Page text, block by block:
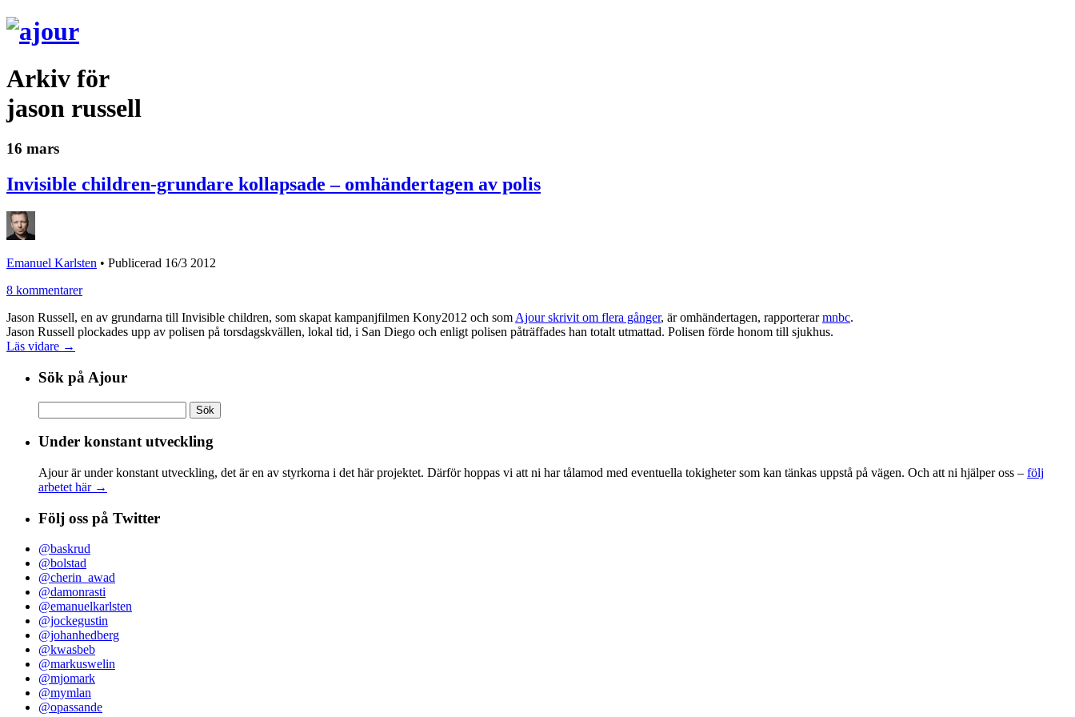
Arkiv för
jason russell
16 mars
Invisible children-grundare kollapsade – omhändertagen av polis
Emanuel Karlsten • Publicerad 16/3 2012
8 kommentarer
Jason Russell, en av grundarna till Invisible children, som skapat kampanjfilmen Kony2012 och som Ajour skrivit om flera gånger, är omhändertagen, rapporterarmnbc.
Jason Russell plockades upp av polisen på torsdagskvällen, lokal tid, i San Diego och enligt polisen påträffades han totalt utmattad. Polisen förde honom till sjukhus.
Läs vidare →
Sök på Ajour
efter:
Under konstant utveckling
Ajour är under konstant utveckling, det är en av styrkorna i det här projektet. Därför hoppas vi att ni har tålamod med eventuella tokigheter som kan tänkas uppstå på vägen. Och att ni hjälper oss – följ
arbetet här →
Följ oss på Twitter
@baskrud
@bolstad
@cherin_awad
@damonrasti
@emanuelkarlsten
@jockegustin
@johanhedberg
@kwasbeb
@markuswelin
@mjomark
@mymlan
@opassande